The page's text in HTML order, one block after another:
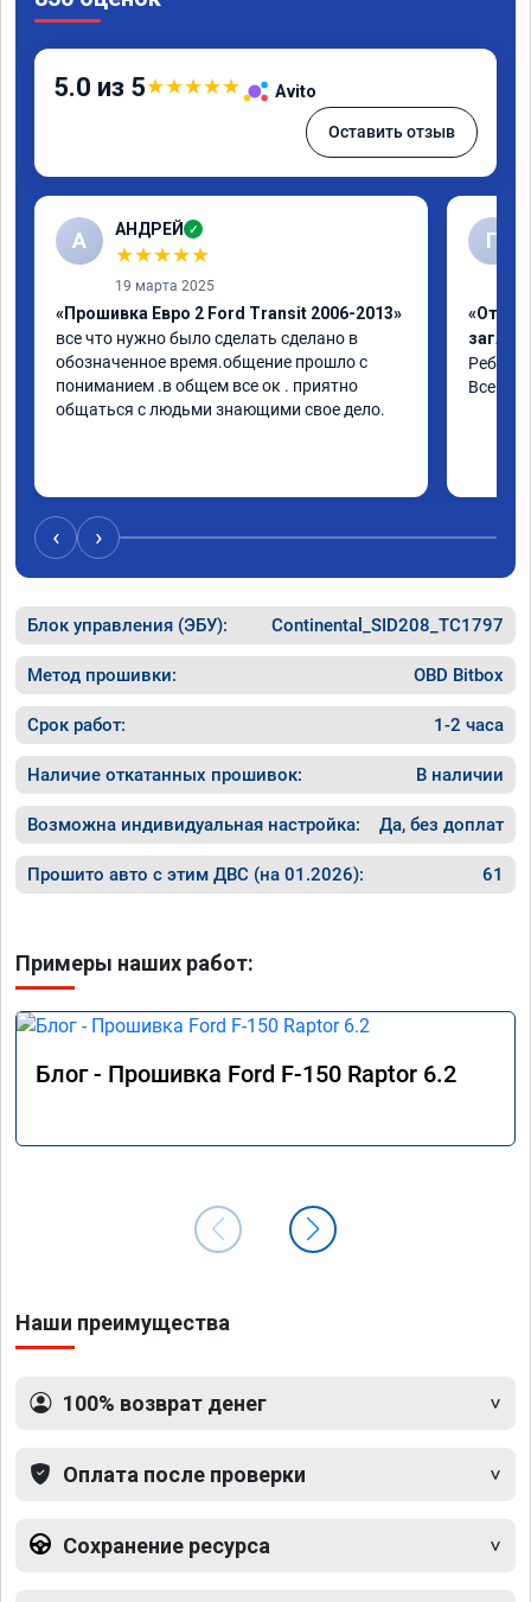
5.0 из 5★★★★★ Avito
Оставить отзыв
А АНДРЕЙ ✓
★★★★★
19 марта 2025
«Прошивка Евро 2 Ford Transit 2006-2013»
все что нужно было сделать сделано в
обозначенное время.общение прошло с
пониманием .в общем все ок . приятно
общаться с людьми знающими свое дело.
Г
Ребята
Все
‹ ›
Блок управления (ЭБУ): Continental_SID208_TC1797
Метод прошивки: OBD Bitbox
Срок работ: 1-2 часа
Наличие откатанных прошивок: В наличии
Возможна индивидуальная настройка: Да, без доплат
Прошито авто с этим ДВС (на 01.2026): 61
Примеры наших работ:
Блог - Прошивка Ford F-150 Raptor 6.2
Наши преимущества
100% возврат денег
Оплата после проверки
Сохранение ресурса